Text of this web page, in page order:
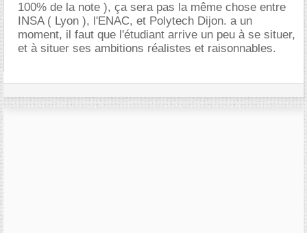
100% de la note ), ça sera pas la même chose entre
INSA ( Lyon ), l'ENAC, et Polytech Dijon. a un
moment, il faut que l'étudiant arrive un peu à se situer,
et à situer ses ambitions réalistes et raisonnables.